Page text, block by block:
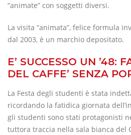
“animate” con soggetti diversi.
La visita “animata”, felice formula
dal 2003, è un marchio depositato.
E’ SUCCESSO UN ’48:
DEL CAFFE’ SENZA
La Festa degli studenti è stata
ricordando la fatidica giornata
gli studenti sono stati protagonisti
tuttora traccia nella sala bianca del